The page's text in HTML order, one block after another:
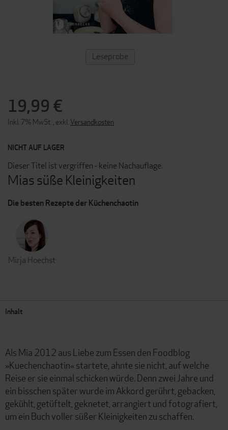
Mias süße Kleinigkeiten
Die besten Rezepte der Küchenchaotin
Mirja Hoechst
19,99 €
Inkl. 7% MwSt. exkl. Versandkosten
NICHT AUF LAGER
Dieser Titel ist vergriffen - keine Nachauflage.
ZUM
ANFANG
Leseprobe
Inhalt
Als Mia 2012 aus Liebe zum Essen den Foodblog
»Kuechenchaotin« startete, ahnte sie nicht, auf welche
Reise er sie einmal schicken würde. Denn zwei Jahre und
ein bisschen später wurde im Akkord gerührt, gebacken,
gekühlt, getüftelt, geknetet, arrangiert und fotografiert,
um ein Buch voller süßer Kleinigkeiten zu schaffen.